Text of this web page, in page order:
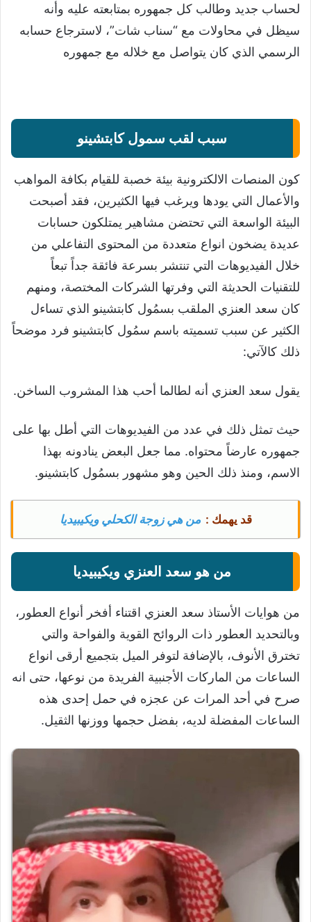
لحساب جديد وطالب كل جمهوره بمتابعته عليه وأنه
سيظل في محاولات مع “سناب شات”، لاسترجاع حسابه
الرسمي الذي كان يتواصل مع خلاله مع جمهوره
سبب لقب سمول كابتشينو
كون المنصات الالكترونية بيئة خصبة للقيام بكافة المواهب
والأعمال التي يودها ويرغب فيها الكثيرين، فقد أصبحت
البيئة الواسعة التي تحتضن مشاهير يمتلكون حسابات
عديدة يضخون انواع متعددة من المحتوى التفاعلي من
خلال الفيديوهات التي تنتشر بسرعة فائقة جداً تبعاً
للتقنيات الحديثة التي وفرتها الشركات المختصة، ومنهم
كان سعد العنزي الملقب بسمُول كابتشينو الذي تساءل
الكثير عن سبب تسميته باسم سمُول كابتشينو فرد موضحاً
ذلك كالآتي:
يقول سعد العنزي أنه لطالما أحب هذا المشروب الساخن.
حيث تمثل ذلك في عدد من الفيديوهات التي أطل بها على
جمهوره عارضاً محتواه. مما جعل البعض ينادونه بهذا
الاسم، ومنذ ذلك الحين وهو مشهور بسمُول كابتشينو.
قد يهمك : من هي زوجة الكحلي ويكيبيديا
من هو سعد العنزي ويكيبيديا
من هوايات الأستاذ سعد العنزي اقتناء أفخر أنواع العطور،
وبالتحديد العطور ذات الروائح القوية والفواحة والتي
تخترق الأنوف، بالإضافة لتوفر الميل بتجميع أرقى انواع
الساعات من الماركات الأجنبية الفريدة من نوعها، حتى انه
صرح في أحد المرات عن عجزه في حمل إحدى هذه
الساعات المفضلة لديه، بفضل حجمها ووزنها الثقيل.